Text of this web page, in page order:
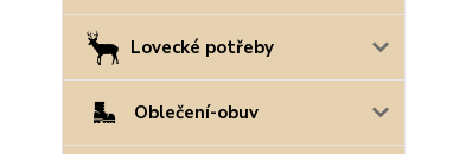
Lovecké potřeby
Oblečení-obuv